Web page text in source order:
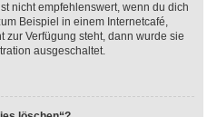
nicht empfehlenswert, wenn du dich
Beispiel in einem Internetcafé,
zur Verfügung steht, dann wurde sie
ausgeschaltet.